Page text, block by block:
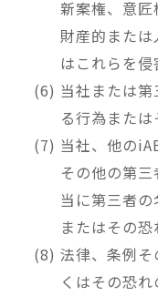
新案権、意
財産的また
はこれらを
当社または
る行為また
当社、他の
その他の第
当に第三者
またはその
法律、条例
くはその恐